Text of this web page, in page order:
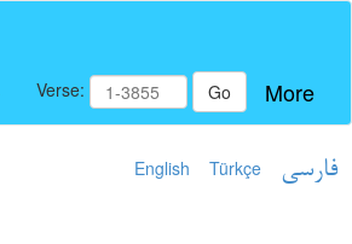
Verse: Go More
English Türkçe فارسی